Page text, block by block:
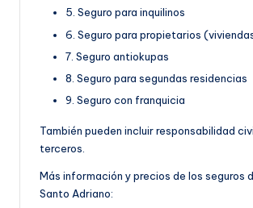
5. Seguro para inquilinos
6. Seguro para propietarios
7. Seguro antiokupas
8. Seguro para segundas residencias
9. Seguro con franquicia
También pueden incluir responsabilidad
terceros.
Más información y precios de los seguros
Santo Adriano: